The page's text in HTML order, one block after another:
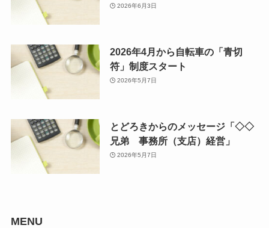
2026年6月3日
2026年4月から自転車の「青切
符」制度スタート
2026年5月7日
とどろきからのメッセージ「◇◇
兄弟 事務所（支店）経営」
2026年5月7日
MENU